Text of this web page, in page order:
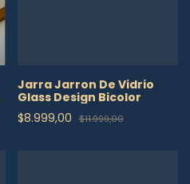
Jarra Jarron De Vidrio
Glass Design Bicolor
$8.999,00 $11.999,00